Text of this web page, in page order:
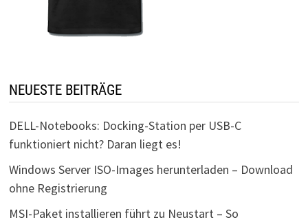
NEUESTE BEITRÄGE
DELL-Notebooks: Docking-Station per USB-C
funktioniert nicht? Daran liegt es!
Windows Server ISO-Images herunterladen – Download
ohne Registrierung
MSI-Paket installieren führt zu Neustart – So